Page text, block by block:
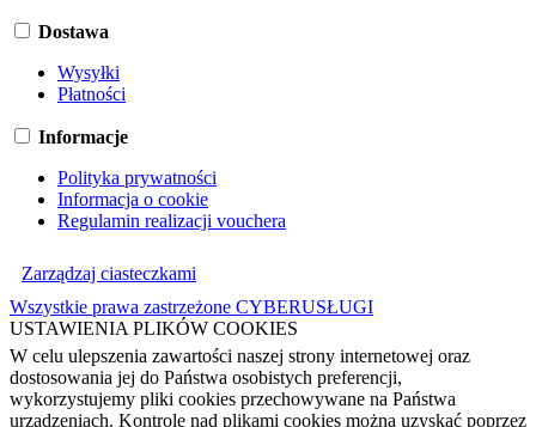
Dostawa
Wysyłki
Płatności
Informacje
Polityka prywatności
Informacja o cookie
Regulamin realizacji vouchera
Zarządzaj ciasteczkami
Wszystkie prawa zastrzeżone CYBERUSŁUGI
USTAWIENIA PLIKÓW COOKIES
W celu ulepszenia zawartości naszej strony internetowej oraz
dostosowania jej do Państwa osobistych preferencji,
wykorzystujemy pliki cookies przechowywane na Państwa
urządzeniach. Kontrolę nad plikami cookies można uzyskać poprzez